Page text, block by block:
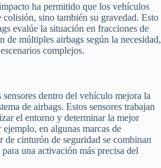
ha permitido que los vehículos
sino también su gravedad. Esto
evalúe la situación en fracciones de
de múltiples airbags según la necesidad,
complejos.
dentro del vehículo mejora la
de airbags. Estos sensores trabajan
el entorno y determinar la mejor
en algunas marcas de
de cinturón de seguridad se combinan
una activación más precisa del